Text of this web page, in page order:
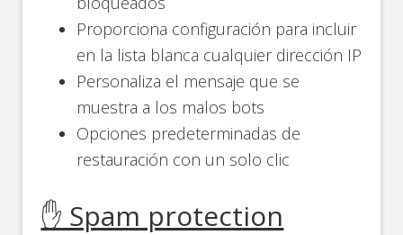
Proporciona configuración para incluir
en la lista blanca cualquier dirección IP
Personaliza el mensaje que se
muestra a los malos bots
Opciones predeterminadas de
restauración con un solo clic
✋ Spam protection